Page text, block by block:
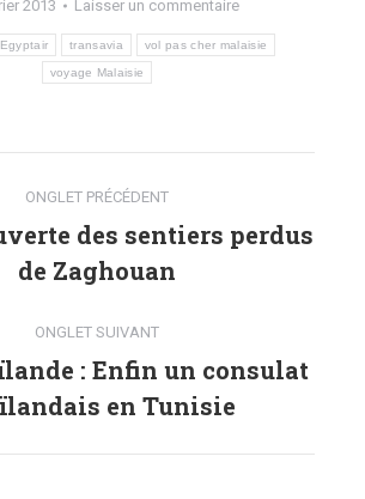
2013
Laisser un commentaire
Egyptair transavia vol pas cher malaisie
voyage Malaisie
ONGLET PRÉCÉDENT
Onglet
précédent
des sentiers perdus
de Zaghouan
ONGLET SUIVANT
Onglet
suivant
: Enfin un consulat
en Tunisie